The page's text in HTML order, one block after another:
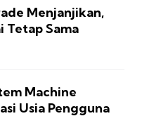
Menjanjikan,
Tetap Sama
Machine
Usia Pengguna